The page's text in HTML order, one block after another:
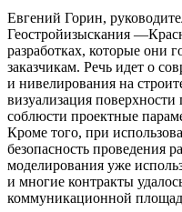
Евгений Горин,
Геостройизыскания
разработках, которые они
заказчикам. Речь идет о
и нивелирования на
визуализация поверхности
соблюсти проектные
Кроме того, при
безопасность проведения
моделирования уже
и многие контракты
коммуникационной